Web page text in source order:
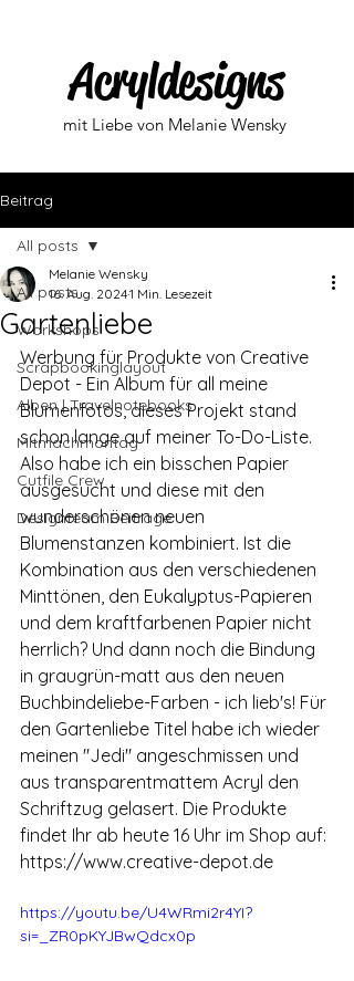
mit Liebe von Melanie Wensky
Acryldesigns
Beitrag
All posts
Workshops
Scrapbookinglayout
Alben | Travelnotebooks
Mitmachmontag
Cutfile Crew
Designteam Beiträge
All posts
Gartenliebe
Melanie Wensky
16. Aug. 20241 Min. Lesezeit
Werbung für Produkte von Creative
Depot - Ein Album für all meine
Blumenfotos, dieses Projekt stand
schon lange auf meiner To-Do-Liste.
Also habe ich ein bisschen Papier
ausgesucht und diese mit den
wunderschönen neuen
Blumenstanzen kombiniert. Ist die
Kombination aus den verschiedenen
Minttönen, den Eukalyptus-Papieren
und dem kraftfarbenen Papier nicht
herrlich? Und dann noch die Bindung
in graugrün-matt aus den neuen
Buchbindeliebe-Farben - ich lieb's! Für
den Gartenliebe Titel habe ich wieder
meinen "Jedi" angeschmissen und
aus transparentmattem Acryl den
Schriftzug gelasert. Die Produkte
findet Ihr ab heute 16 Uhr im Shop auf:
https://www.creative-depot.de
https://youtu.be/U4WRmi2r4YI?
si=_ZR0pKYJBwQdcx0p